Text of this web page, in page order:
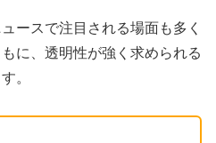
ースで注目される場面も多く
に、透明性が強く求められる
。